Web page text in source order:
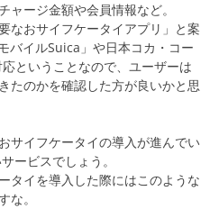
ャージ金額や会員情報など。
なおサイフケータイアプリ」と案
バイルSuica」や日本コカ・コー
ということなので、ユーザーは
たのかを確認した方が良いかと思
サイフケータイの導入が進んでい
ービスでしょう。
タイを導入した際にはこのような
な。